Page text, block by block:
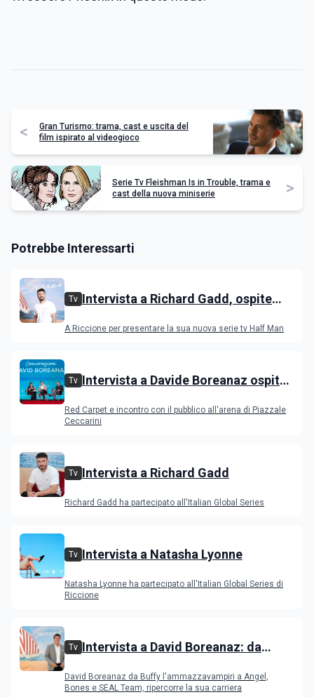
<
Gran Turismo: trama, cast e uscita del
film ispirato al videogioco
Serie Tv Fleishman Is in Trouble, trama e
cast della nuova miniserie
>
Potrebbe Interessarti
Tv Intervista a Richard Gadd, ospite
A Riccione per presentare la sua nuova serie tv Half Man
Tv Intervista a Davide Boreanaz ospite
Red Carpet e incontro con il pubblico all'arena di Piazzale
Ceccarini
Tv Intervista a Richard Gadd
Richard Gadd ha partecipato all'Italian Global Series
Tv Intervista a Natasha Lyonne
Natasha Lyonne ha partecipato all'Italian Global Series di
Riccione
Tv Intervista a David Boreanaz: da
Bones e SEAL Team
David Boreanaz da Buffy l'ammazzavampiri a Angel,
Bones e SEAL Team, ripercorre la sua carriera